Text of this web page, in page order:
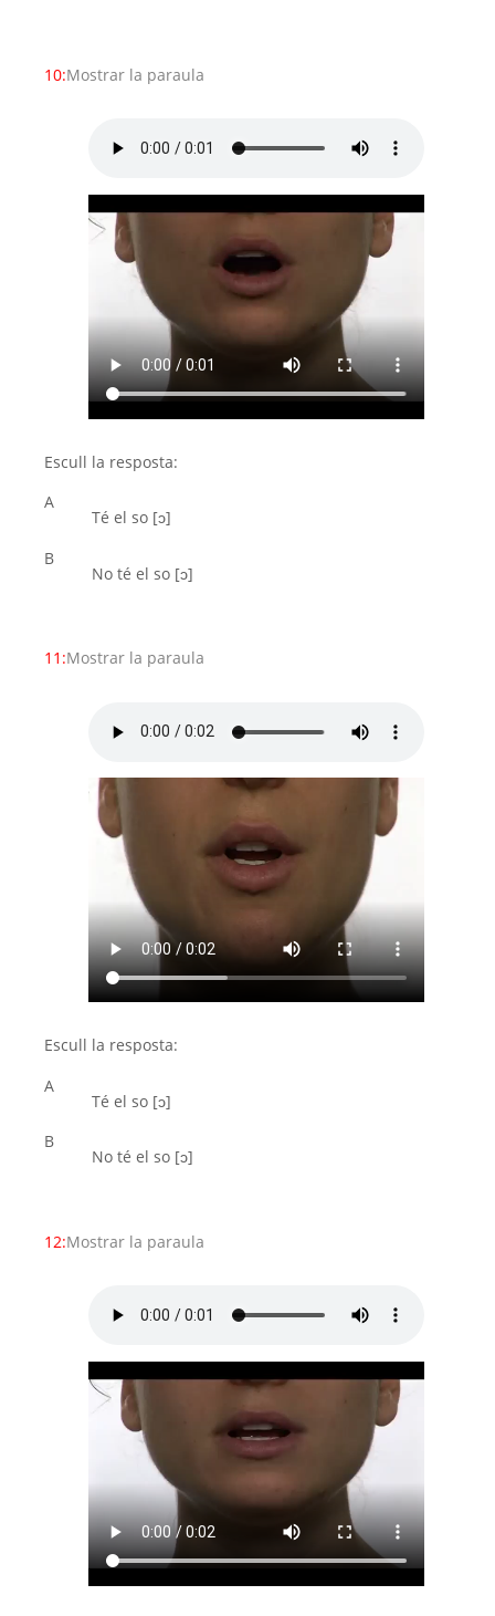
10:Mostrar la paraula
Escull la resposta:
A
Té el so [ͻ]
B
No té el so [ͻ]
11:Mostrar la paraula
Escull la resposta:
A
Té el so [ͻ]
B
No té el so [ͻ]
12:Mostrar la paraula